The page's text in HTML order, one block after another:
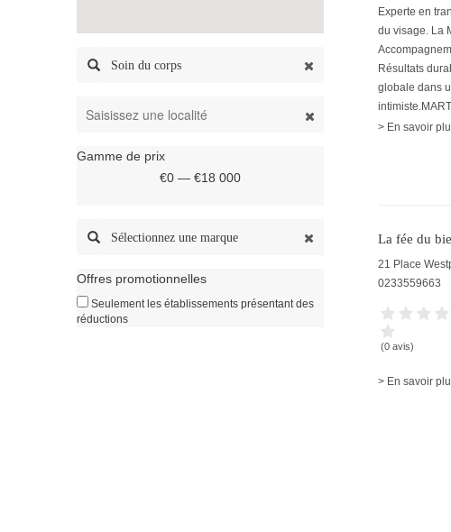
Soin du corps
Gamme de prix
€0 — €18 000
Sélectionnez une marque
Offres promotionnelles
Seulement les établissements présentant des
réductions
Experte en
du visage. La
Résultats
globale dans
> En savoir
La fée du
21 Place
0233559663
(0 avis)
> En savoir